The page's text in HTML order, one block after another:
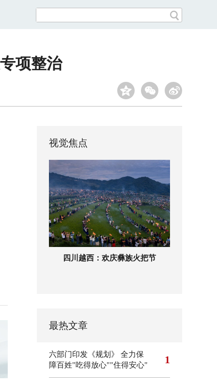
项整治
视觉焦点
四川越西：欢庆彝族火把节
最热文章
六部门印发《规划》 全力保
障百姓"吃得放心""住得安心"
1